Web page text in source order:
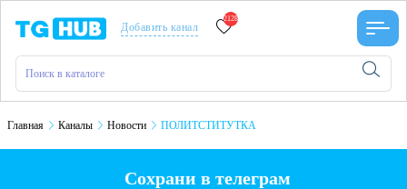
Добавить канал
2128
Главная Каналы Новости ПОЛИТСТИТУТКА
Сохрани в телеграм